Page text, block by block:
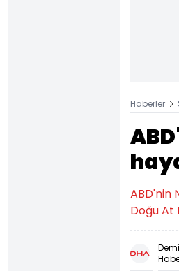
Haberler
ABD'nin
Doğu At